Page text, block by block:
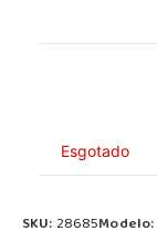
Esgotado